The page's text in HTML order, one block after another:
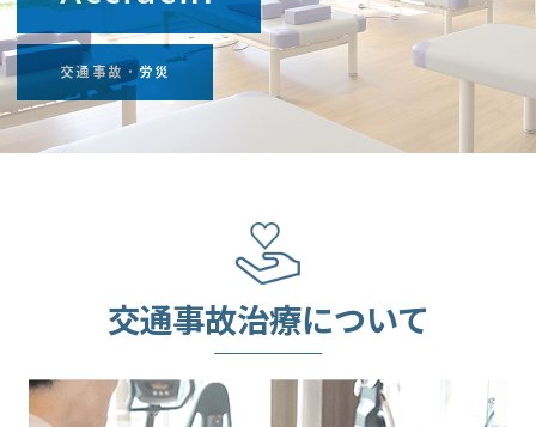
診察のご
案内
当院は完全予約制で
通院中でも、別の症
状、新たなケガで通
院される場合は、
WEB予約・LINE予
す。
交通事故・労災
交通事故治療について